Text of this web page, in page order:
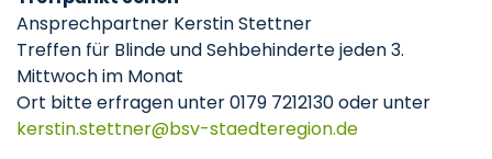
Ansprechpartner Kerstin Stettner
Treffen für Blinde und Sehbehinderte jeden 3.
Mittwoch im Monat
Ort bitte erfragen unter 0179 7212130 oder unter
kerstin.stettner
bsv-staedteregionde